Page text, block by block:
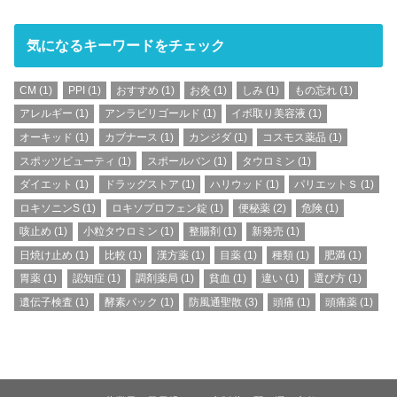
気になるキーワードをチェック
CM (1) PPI(1) おすすめ (1) お灸 (1) しみ (1) もの忘れ (1)
アレルギー (1) アンラビリゴールド (1) イボ取り美容液 (1)
オーキッド (1) カブナース (1) カンジダ(1) コスモス薬品 (1)
スポッツビューティ (1) スポールバン (1) タウロミン (1)
ダイエット (1) ドラッグストア (1) ハリウッド (1) パリエットＳ (1)
ロキソニンS (1) ロキソプロフェン錠 (1) 便秘薬(2) 危険 (1)
咳止め (1) 小粒タウロミン (1) 整腸剤 (1) 新発売 (1)
日焼け止め (1) 比較 (1) 漢方薬(1) 目薬 (1) 種類 (1) 肥満 (1)
胃薬 (1) 認知症 (1) 調剤薬局 (1) 貧血 (1) 違い (1) 選び方 (1)
遺伝子検査 (1) 酵素パック (1) 防風通聖散 (3) 頭痛 (1) 頭痛薬 (1)